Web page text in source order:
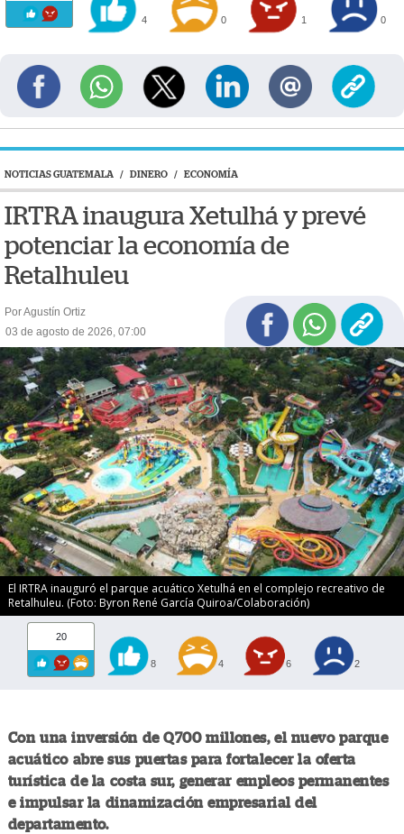
4 0 1 0
NOTICIAS GUATEMALA / DINERO / ECONOMÍA
IRTRA inaugura Xetulhá y prevé
potenciar la economía de
Retalhuleu
Por Agustín Ortiz
03 de agosto de 2026, 07:00
El IRTRA inauguró el parque acuático Xetulhá en el complejo recreativo de
Retalhuleu. (Foto: Byron René García Quiroa/Colaboración)
20
8 4 6 2
Con una inversión de Q700 millones, el nuevo parque
acuático abre sus puertas para fortalecer la oferta
turística de la costa sur, generar empleos permanentes
e impulsar la dinamización empresarial del
departamento.